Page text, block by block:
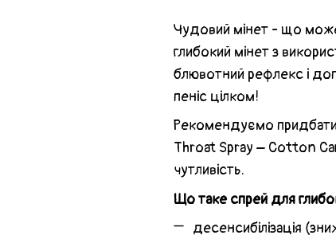
Чудовий мінет - що
глибокий мінет з
блювотний рефлекс і
пеніс цілком!
Рекомендуємо
Throat Spray – Cotton
чутливість.
Що таке спрей для
десенсибілізація